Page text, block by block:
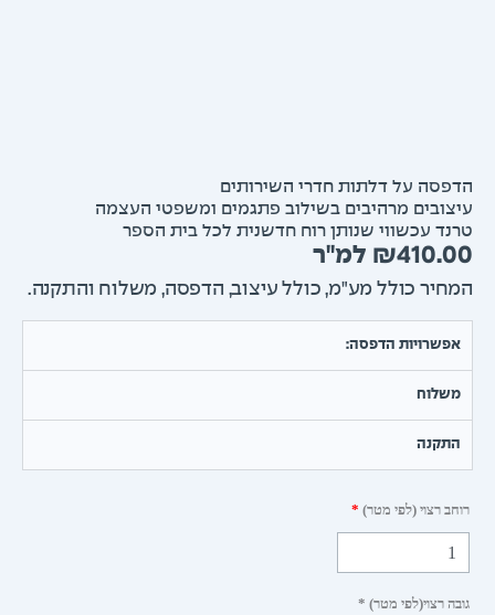
על דלתות חדרי השירותים
מרהיבים בשילוב פתגמים ומשפטי העצמה
עכשווי שנותן רוח חדשנית לכל בית הספר
₪
כולל מע"מ, כולל עיצוב, הדפסה, משלוח והתקנה.
הדפסה:
רצוי (לפי מטר)*
רצוי(לפי מטר) *